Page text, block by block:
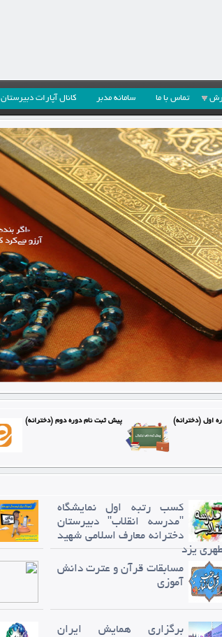
تماس با ما سامانه مدبر کانال آپارات دبیرستان
اول (دخترانه) پیش ثبت نام دوره دوم (دخترانه)
کسب رتبه اول نمایشگاه
"مدرسه انقلاب" دبیرستان
دخترانه معارف اسلامی شهید
یزد
مسابقات قرآن و عترت دانش
آموزی
برگزاری همایش ایران